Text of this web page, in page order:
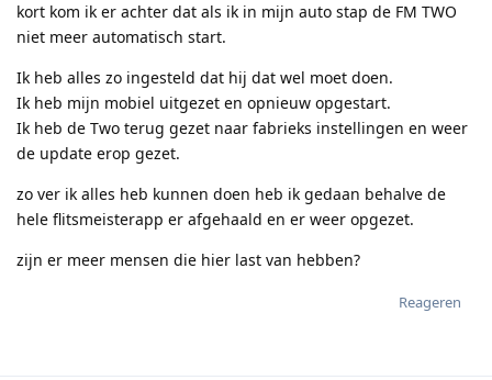
kort kom ik er achter dat als ik in mijn auto stap de FM TWO
niet meer automatisch start.
Ik heb alles zo ingesteld dat hij dat wel moet doen.
Ik heb mijn mobiel uitgezet en opnieuw opgestart.
Ik heb de Two terug gezet naar fabrieks instellingen en weer
de update erop gezet.
zo ver ik alles heb kunnen doen heb ik gedaan behalve de
hele flitsmeisterapp er afgehaald en er weer opgezet.
zijn er meer mensen die hier last van hebben?
Reageren